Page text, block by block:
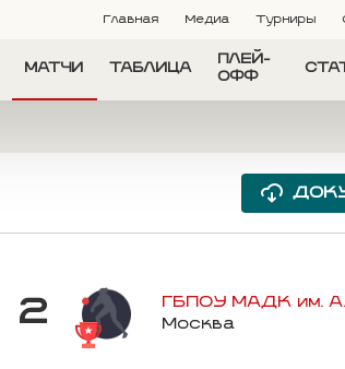
Главная Медиа Турниры
МАТЧИ ТАБЛИЦА
ПЛЕЙ-
ОФФ
ГБПОУ МАДК им.
Москва
2